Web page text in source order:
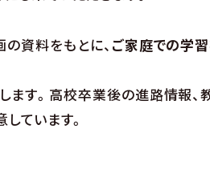
資料をもとに、 ご家庭での学
す。高校卒業後の進路情報、
ています。